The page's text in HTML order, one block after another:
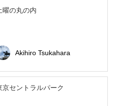
曜の丸の内
Akihiro Tsukahara
京セントラルパーク